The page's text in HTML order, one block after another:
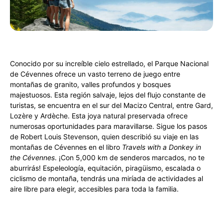
Conocido por su increíble cielo estrellado, el Parque Nacional
de Cévennes ofrece un vasto terreno de juego entre
montañas de granito, valles profundos y bosques
majestuosos. Esta región salvaje, lejos del flujo constante de
turistas, se encuentra en el sur del Macizo Central, entre Gard,
Lozère y Ardèche. Esta joya natural preservada ofrece
numerosas oportunidades para maravillarse. Sigue los pasos
de Robert Louis Stevenson, quien describió su viaje en las
montañas de Cévennes en el libro Travels with a Donkey in
the Cévennes. ¡Con 5,000 km de senderos marcados, no te
aburrirás! Espeleología, equitación, piragüismo, escalada o
ciclismo de montaña, tendrás una miríada de actividades al
aire libre para elegir, accesibles para toda la familia.